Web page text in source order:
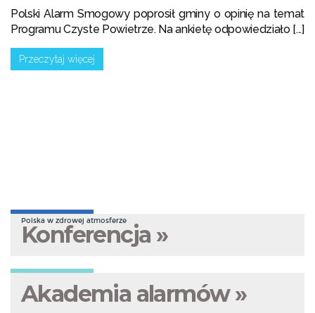
Polski Alarm Smogowy poprosił gminy o opinię na temat
Programu Czyste Powietrze. Na ankietę odpowiedziało [...]
Przeczytaj więcej
Polska w zdrowej atmosferze
Konferencja »
Akademia alarmów »